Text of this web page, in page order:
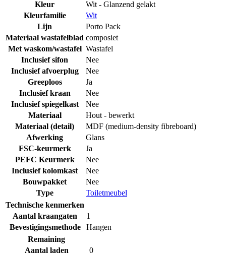
Kleur
Wit - Glanzend gelakt
Kleurfamilie
Wit
Lijn
Porto Pack
Materiaal wastafelblad composiet
Met waskom/wastafel Wastafel
Inclusief sifon
Nee
Inclusief afvoerplug
Nee
Greeploos
Ja
Inclusief kraan
Nee
Inclusief spiegelkast
Nee
Materiaal
Hout - bewerkt
Materiaal (detail)
MDF (medium-density fibreboard)
Afwerking
Glans
FSC-keurmerk
Ja
PEFC Keurmerk
Nee
Inclusief kolomkast
Nee
Bouwpakket
Nee
Type
Toiletmeubel
Technische kenmerken
Aantal kraangaten
1
Bevestigingsmethode
Hangen
Remaining
Aantal laden
0